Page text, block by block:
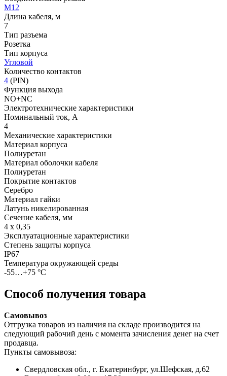
М12
Длина кабеля, м
7
Тип разъема
Розетка
Тип корпуса
Угловой
Количество контактов
4 (PIN)
Функция выхода
NO+NC
Электротехнические характеристики
Номинальный ток, А
4
Механические характеристики
Материал корпуса
Полиуретан
Материал оболочки кабеля
Полиуретан
Покрытие контактов
Серебро
Материал гайки
Латунь никелированная
Сечение кабеля, мм
4 х 0,35
Эксплуатационные характеристики
Степень защиты корпуса
IP67
Температура окружающей среды
-55…+75 °С
Способ получения товара
Самовывоз
Отгрузка товаров из наличия на складе производится на
следующий рабочий день с момента зачисления денег на счет
продавца.
Пункты самовывоза:
Свердловская обл., г. Екатеринбург, ул.Шефская, д.62